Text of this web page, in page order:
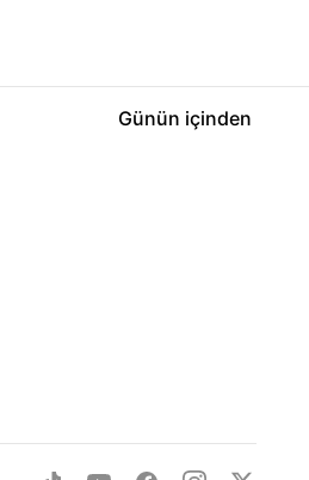
Günün içinden